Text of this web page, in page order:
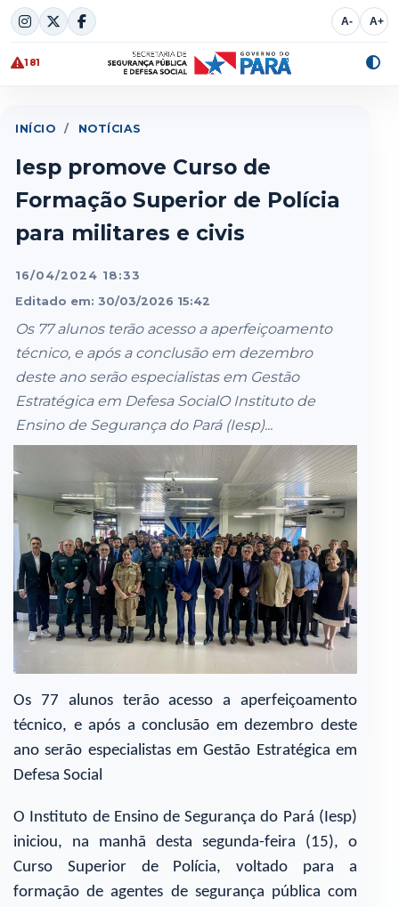
Skip
to
content
A- A+
181
INÍCIO / NOTÍCIAS
Iesp promove Curso de
Formação Superior de Polícia
para militares e civis
16/04/2024 18:33
Editado em: 30/03/2026 15:42
Os 77 alunos terão acesso a aperfeiçoamento
técnico, e após a conclusão em dezembro
deste ano serão especialistas em Gestão
Estratégica em Defesa SocialO Instituto de
Ensino de Segurança do Pará (Iesp)...
Os 77 alunos terão acesso a aperfeiçoamento
técnico, e após a conclusão em dezembro deste
ano serão especialistas em Gestão Estratégica em
Defesa Social
O Instituto de Ensino de Segurança do Pará (Iesp)
iniciou, na manhã desta segunda-feira (15), o
Curso Superior de Polícia, voltado para a
formação de agentes de segurança pública com